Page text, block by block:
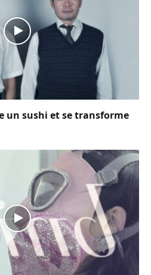
un sushi et se transforme